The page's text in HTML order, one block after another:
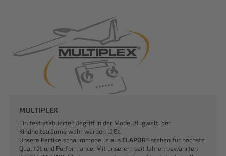
MULTIPLEX
Ein fest etablierter Begriff in der Modellflugwelt, der
Kindheitsträume wahr werden läßt.
Unsere Partikelschaummodelle aus ELAPOR® stehen für höchste
Qualität und Performance. Mit unserem seit Jahren bewährten